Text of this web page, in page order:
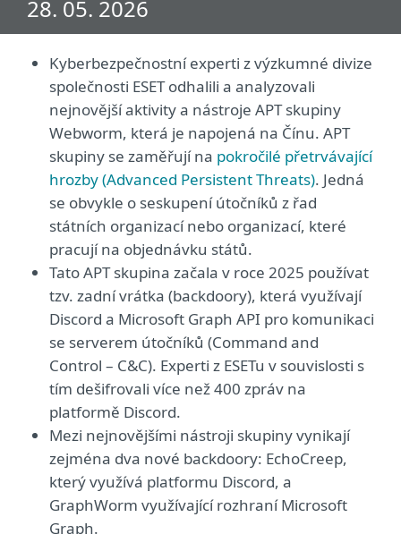
28. 05. 2026
Kyberbezpečnostní experti z výzkumné divize
společnosti ESET odhalili a analyzovali
nejnovější aktivity a nástroje APT skupiny
Webworm, která je napojená na Čínu. APT
skupiny se zaměřují na pokročilé přetrvávající
hrozby (Advanced Persistent Threats). Jedná
se obvykle o seskupení útočníků z řad
státních organizací nebo organizací, které
pracují na objednávku států.
Tato APT skupina začala v roce 2025 používat
tzv. zadní vrátka (backdoory), která využívají
Discord a Microsoft Graph API pro komunikaci
se serverem útočníků (Command and
Control – C&C). Experti z ESETu v souvislosti s
tím dešifrovali více než 400 zpráv na
platformě Discord.
Mezi nejnovějšími nástroji skupiny vynikají
zejména dva nové backdoory: EchoCreep,
který využívá platformu Discord, a
GraphWorm využívající rozhraní Microsoft
Graph.